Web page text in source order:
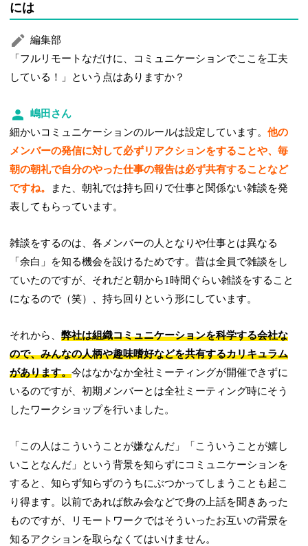
には
編集部
「フルリモートなだけに、コミュニケーションでここを工夫
している！」という点はありますか？
嶋田さん
細かいコミュニケーションのルールは設定しています。他の
メンバーの発信に対して必ずリアクションをすることや、毎
朝の朝礼で自分のやった仕事の報告は必ず共有することなど
ですね。
また、朝礼では持ち回りで仕事と関係ない雑談を発
表してもらっています。
雑談をするのは、各メンバーの人となりや仕事とは異なる
「余白」を知る機会を設けるためです。昔は全員で雑談をし
ていたのですが、それだと朝から1時間ぐらい雑談をすること
になるので（笑）、持ち回りという形にしています。
それから、弊社は組織コミュニケーションを科学する会社な
ので、みんなの人柄や趣味嗜好などを共有するカリキュラム
があります。今はなかなか全社ミーティングが開催できずに
いるのですが、初期メンバーとは全社ミーティング時にそう
したワークショップを行いました。
「この人はこういうことが嫌なんだ」「こういうことが嬉し
いことなんだ」という背景を知らずにコミュニケーションを
すると、知らず知らずのうちにぶつかってしまうことも起こ
り得ます。以前であれば飲み会などで身の上話を聞きあった
ものですが、リモートワークではそういったお互いの背景を
知るアクションを取らなくてはいけません。